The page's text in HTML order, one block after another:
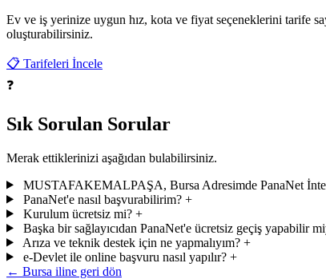
Ev ve iş yerinize uygun hız, kota ve fiyat seçeneklerini tarife
oluşturabilirsiniz.
📋 Tarifeleri İncele
❓
Sık Sorulan Sorular
Merak ettiklerinizi aşağıdan bulabilirsiniz.
MUSTAFAKEMALPAŞA, Bursa Adresimde PanaNet
PanaNet'e nasıl başvurabilirim? +
Kurulum ücretsiz mi? +
Başka bir sağlayıcıdan PanaNet'e ücretsiz geçiş yapabilir
Arıza ve teknik destek için ne yapmalıyım? +
e-Devlet ile online başvuru nasıl yapılır? +
← Bursa iline geri dön